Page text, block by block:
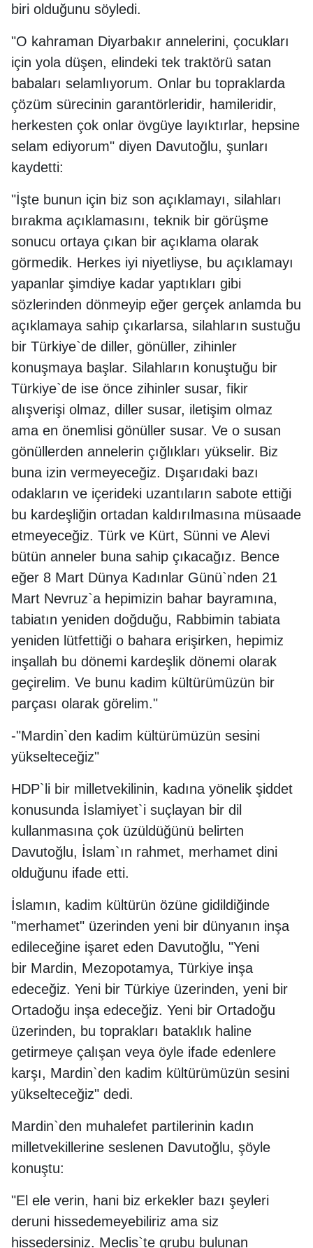
biri olduğunu söyledi.
"O kahraman Diyarbakır annelerini, çocukları
için yola düşen, elindeki tek traktörü satan
babaları selamlıyorum. Onlar bu topraklarda
çözüm sürecinin garantörleridir, hamileridir,
herkesten çok onlar övgüye layıktırlar, hepsine
selam ediyorum" diyen Davutoğlu, şunları
kaydetti:
"İşte bunun için biz son açıklamayı, silahları
bırakma açıklamasını, teknik bir görüşme
sonucu ortaya çıkan bir açıklama olarak
görmedik. Herkes iyi niyetliyse, bu açıklamayı
yapanlar şimdiye kadar yaptıkları gibi
sözlerinden dönmeyip eğer gerçek anlamda bu
açıklamaya sahip çıkarlarsa, silahların sustuğu
bir Türkiye`de diller, gönüller, zihinler
konuşmaya başlar. Silahların konuştuğu bir
Türkiye`de ise önce zihinler susar, fikir
alışverişi olmaz, diller susar, iletişim olmaz
ama en önemlisi gönüller susar. Ve o susan
gönüllerden annelerin çığlıkları yükselir. Biz
buna izin vermeyeceğiz. Dışarıdaki bazı
odakların ve içerideki uzantıların sabote ettiği
bu kardeşliğin ortadan kaldırılmasına müsaade
etmeyeceğiz. Türk ve Kürt, Sünni ve Alevi
bütün anneler buna sahip çıkacağız. Bence
eğer 8 Mart Dünya Kadınlar Günü`nden 21
Mart Nevruz`a hepimizin bahar bayramına,
tabiatın yeniden doğduğu, Rabbimin tabiata
yeniden lütfettiği o bahara erişirken, hepimiz
inşallah bu dönemi kardeşlik dönemi olarak
geçirelim. Ve bunu kadim kültürümüzün bir
parçası olarak görelim."
-"Mardin`den kadim kültürümüzün sesini
yükselteceğiz"
HDP`li bir milletvekilinin, kadına yönelik şiddet
konusunda İslamiyet`i suçlayan bir dil
kullanmasına çok üzüldüğünü belirten
Davutoğlu, İslam`ın rahmet, merhamet dini
olduğunu ifade etti.
İslamın, kadim kültürün özüne gidildiğinde
"merhamet" üzerinden yeni bir dünyanın inşa
edileceğine işaret eden Davutoğlu, "Yeni
bir Mardin, Mezopotamya, Türkiye inşa
edeceğiz. Yeni bir Türkiye üzerinden, yeni bir
Ortadoğu inşa edeceğiz. Yeni bir Ortadoğu
üzerinden, bu toprakları bataklık haline
getirmeye çalışan veya öyle ifade edenlere
karşı, Mardin`den kadim kültürümüzün sesini
yükselteceğiz" dedi.
Mardin`den muhalefet partilerinin kadın
milletvekillerine seslenen Davutoğlu, şöyle
konuştu:
"El ele verin, hani biz erkekler bazı şeyleri
deruni hissedemeyebiliriz ama siz
hissedersiniz. Meclis`te grubu bulunan